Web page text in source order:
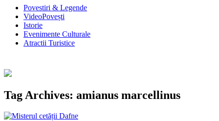
Povestiri & Legende
VideoPovești
Istorie
Evenimente Culturale
Atractii Turistice
Tag Archives: amianus marcellinus